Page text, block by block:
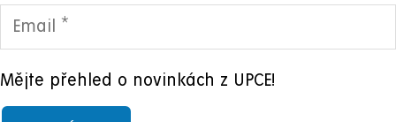
Mějte přehled o novinkách z UPCE!